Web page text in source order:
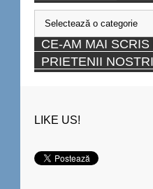
Categorii
CE-AM MAI
PRIETENII
LIKE US!